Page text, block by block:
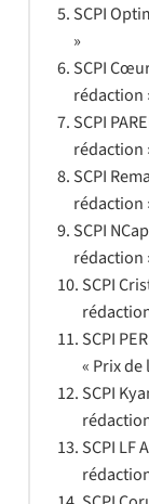
SCPI
»
SCPI
rédaction
SCPI
rédaction
SCPI
rédaction
SCPI
rédaction
SCPI
SCPI
« Prix
SCPI
SCPI LF